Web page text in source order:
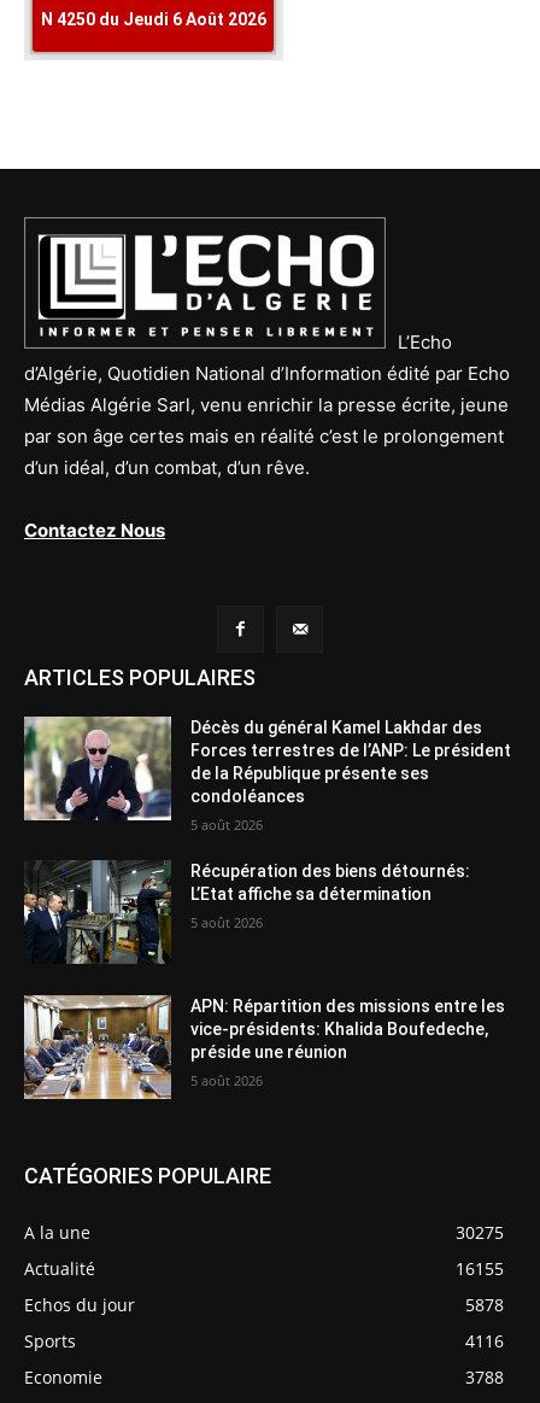
L’Echo
d’Algérie, Quotidien National d’Information édité par Echo
Médias Algérie Sarl, venu enrichir la presse écrite, jeune
par son âge certes mais en réalité c’est le prolongement
d’un idéal, d’un combat, d’un rêve.
Contactez Nous
ARTICLES POPULAIRES
Décès du général Kamel Lakhdar des
Forces terrestres de l’ANP: Le président
de la République présente ses
condoléances
5 août 2026
Récupération des biens détournés:
L’Etat affiche sa détermination
5 août 2026
APN: Répartition des missions entre les
vice-présidents: Khalida Boufedeche,
préside une réunion
5 août 2026
CATÉGORIES POPULAIRE
A la une
30275
Actualité
16155
Echos du jour
5878
Sports
4116
Economie
3788